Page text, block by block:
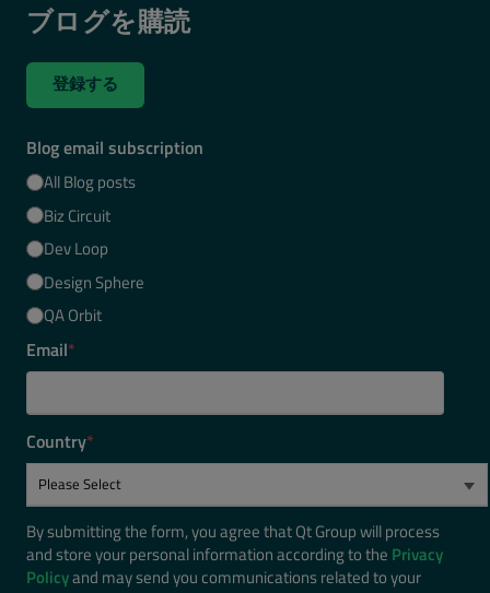
ブログを購読
登録する
Blog email subscription
All Blog posts
Biz Circuit
Dev Loop
Design Sphere
QA Orbit
Email*
Country*
By submitting the form, you agree that Qt Group will process
and store your personal information according to the Privacy
Policyand may send you communications related to your